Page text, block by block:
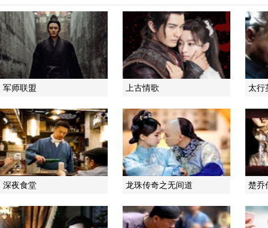
军师联盟 上古情歌 太行
深夜食堂 龙珠传奇之无间道 楚乔